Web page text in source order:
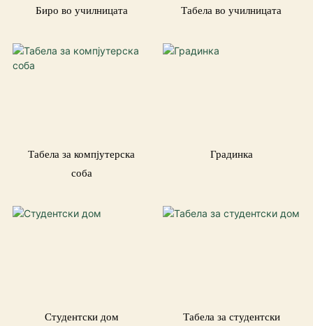
Биро во училницата Табела во училницата
Табела за компјутерска
соба
Градинка
Студентски дом
Табела за студентски